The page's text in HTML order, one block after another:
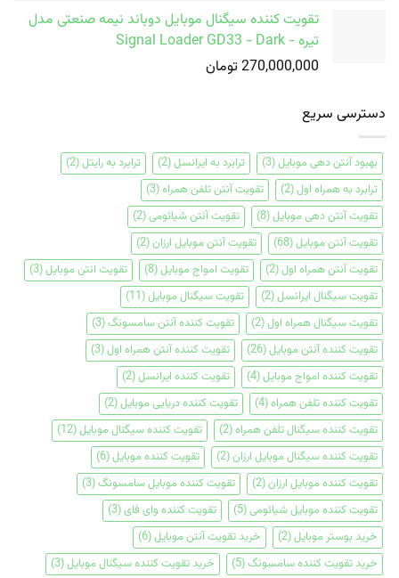
تقویت کننده سیگنال موبایل دوباند نیمه صنعتی مدل
تیره - Signal Loader GD33 - Dark
270,000,000 تومان
دسترسی سریع
بهبود آنتن دهی موبایل(3) ترابرد به ایرانسل(2) ترابرد به رایتل(2)
ترابرد به همراه اول(2) تقویت آنتن تلفن همراه(3)
تقویت آنتن دهی موبایل(8) تقویت آنتن شیائومی(2)
تقویت آنتن موبایل(68) تقویت آنتن موبایل ارزان(2)
تقویت آنتن همراه اول(2) تقویت امواج موبایل(8) تقویت انتن موبایل(3)
تقویت سیگنال ایرانسل(2) تقویت سیگنال موبایل(11)
تقویت سیگنال همراه اول(2) تقویت کننده آنتن سامسونگ(3)
تقویت کننده آنتن موبایل(26) تقویت کننده آنتن همراه اول(3)
تقویت کننده امواج موبایل(4) تقویت کننده ایرانسل(2)
تقویت کننده تلفن همراه(4) تقویت کننده دریایی موبایل(2)
تقویت کننده سیگنال تلفن همراه(2) تقویت کننده سیگنال موبایل(12)
تقویت کننده سیگنال موبایل ارزان(2) تقویت کننده موبایل(6)
تقویت کننده موبایل ارزان(2) تقویت کننده موبایل سامسونگ(3)
تقویت کننده موبایل شیائومی(5) تقویت کننده وای فای(3)
خرید بوستر موبایل(2) خرید تقویت آنتن موبایل(6)
خرید تقویت کننده سامسونگ(5) خرید تقویت کننده سیگنال موبایل(3)